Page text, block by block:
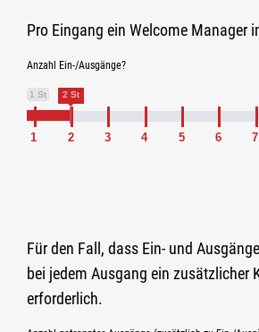
Pro Eingang ein Welcome Manager
Anzahl Ein-/Ausgänge?
1 St 2 St
1 2 3 4 5 6 7
Für den Fall, dass Ein- und
bei jedem Ausgang ein zusätzlicher
erforderlich.